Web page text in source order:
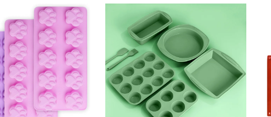
con 4 ugelli
stampi 3D per candele
personalizzabili